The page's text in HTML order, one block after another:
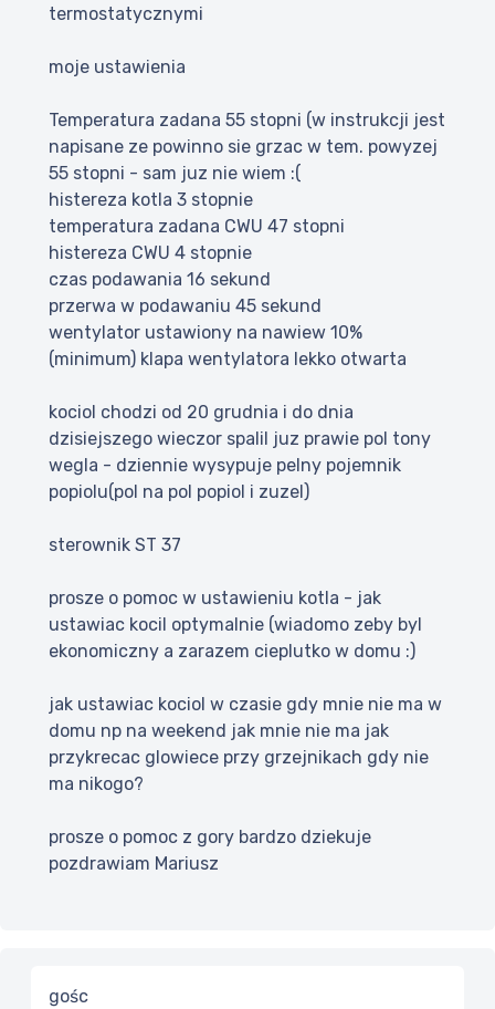
termostatycznymi
moje ustawienia
Temperatura zadana 55 stopni (w instrukcji jest
napisane ze powinno sie grzac w tem. powyzej
55 stopni - sam juz nie wiem :(
histereza kotla 3 stopnie
temperatura zadana CWU 47 stopni
histereza CWU 4 stopnie
czas podawania 16 sekund
przerwa w podawaniu 45 sekund
wentylator ustawiony na nawiew 10%
(minimum) klapa wentylatora lekko otwarta
kociol chodzi od 20 grudnia i do dnia
dzisiejszego wieczor spalil juz prawie pol tony
wegla - dziennie wysypuje pelny pojemnik
popiolu(pol na pol popiol i zuzel)
sterownik ST 37
prosze o pomoc w ustawieniu kotla - jak
ustawiac kocil optymalnie (wiadomo zeby byl
ekonomiczny a zarazem cieplutko w domu :)
jak ustawiac kociol w czasie gdy mnie nie ma w
domu np na weekend jak mnie nie ma jak
przykrecac glowiece przy grzejnikach gdy nie
ma nikogo?
prosze o pomoc z gory bardzo dziekuje
pozdrawiam Mariusz
gośc